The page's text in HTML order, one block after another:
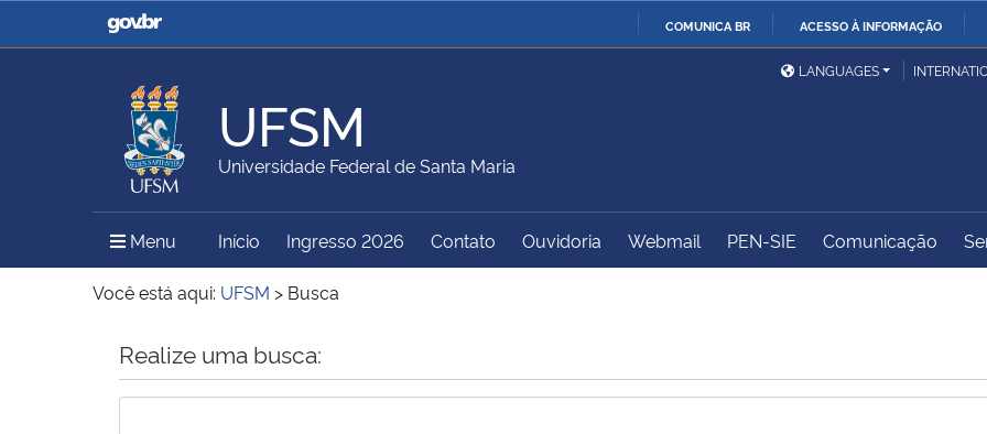
COMUNICA BR ACESSO À INFORMAÇÃO
Casa Civil
Ministério da Justiça e
Ministério da Defesa
Ministério das Relações
Exteriores
Ministério da Agricultura,
Pecuária e Abastecimento
Ministério da Educação
Ministério do Meio Ambiente Ministério do Turismo
Ministério do
Controladoria-Geral da
LANGUAGES
UFSM
Universidade Federal de Santa Maria
Menu Menu Principal do Sítio
Início Ingresso 2026 Contato Ouvidoria Webmail PEN-SIE Comunicação
Você está aqui: UFSM > Busca
Início do conteúdo
Realize uma busca: